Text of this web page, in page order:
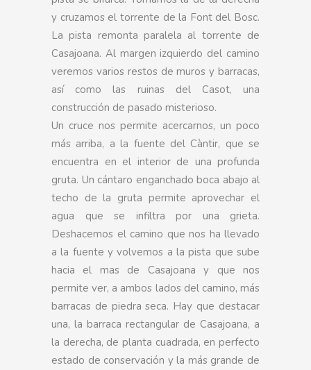
y cruzamos el torrente de la Font del Bosc.
La pista remonta paralela al torrente de
Casajoana. Al margen izquierdo del camino
veremos varios restos de muros y barracas,
así como las ruinas del Casot, una
construcción de pasado misterioso.
Un cruce nos permite acercarnos, un poco
más arriba, a la fuente del Càntir, que se
encuentra en el interior de una profunda
gruta. Un cántaro enganchado boca abajo al
techo de la gruta permite aprovechar el
agua que se infiltra por una grieta.
Deshacemos el camino que nos ha llevado
a la fuente y volvemos a la pista que sube
hacia el mas de Casajoana y que nos
permite ver, a ambos lados del camino, más
barracas de piedra seca. Hay que destacar
una, la barraca rectangular de Casajoana, a
la derecha, de planta cuadrada, en perfecto
estado de conservación y la más grande de